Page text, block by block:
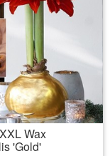
Wax
'Gold'